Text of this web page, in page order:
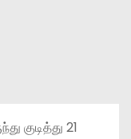
குடித்து 21